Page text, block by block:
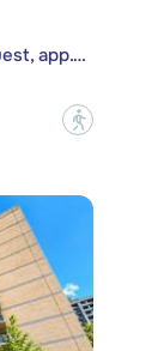
1800, boulevard René-Lévesque Ouest, app. 1605
?